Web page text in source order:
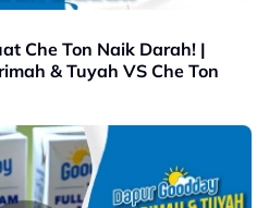
Che Ton Naik Darah! |
& Tuyah VS Che Ton